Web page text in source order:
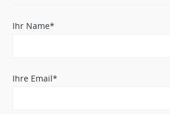
Ihr Name*
Ihre Email*